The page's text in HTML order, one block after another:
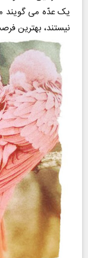
یک عدّه می
نیستند، بهترین